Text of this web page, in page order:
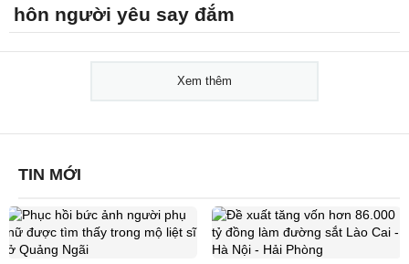
hôn người yêu say đắm
Xem thêm
TIN MỚI